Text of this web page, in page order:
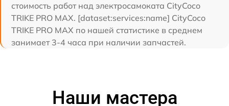
стоимость работ над электросамоката CityCoco
TRIKE PRO MAX. [dataset:services:name] CityCoco
TRIKE PRO MAX по нашей статистике в среднем
занимает 3-4 часа при наличии запчастей.
Наши мастера